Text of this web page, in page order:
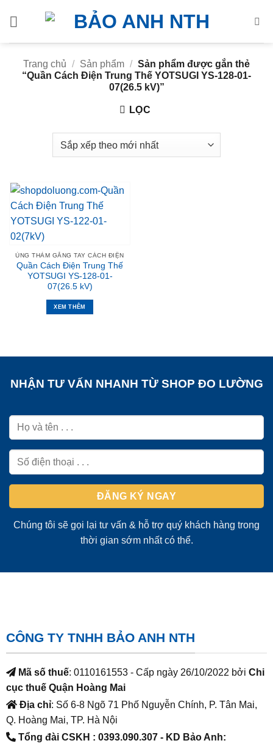
Trang chủ
/ Sản phẩm / Sản phẩm được gắn thẻ
“Quần Cách Điện Trung Thế YOTSUGI YS-128-01-
07(26.5 kV)”
LỌC
ỦNG THẢM GĂNG TAY CÁCH ĐIỆN
Quần Cách Điện Trung Thế
YOTSUGI YS-128-01-
07(26.5 kV)
XEM THÊM
NHẬN TƯ VẤN NHANH TỪ SHOP ĐO LƯỜNG
Chúng tôi sẽ gọi lại tư vấn & hỗ trợ quý khách hàng trong
thời gian sớm nhất có thể.
CÔNG TY TNHH BẢO ANH NTH
Mã số thuế: 0110161553 - Cấp ngày 26/10/2022 bởi Chi
cục thuế Quận Hoàng Mai
Địa chỉ: Số 6-8 Ngõ 71 Phố Nguyễn Chính, P. Tân Mai,
Q. Hoàng Mai, TP. Hà Nội
Tổng đài CSKH : 0393.090.307- KD Bảo Anh: